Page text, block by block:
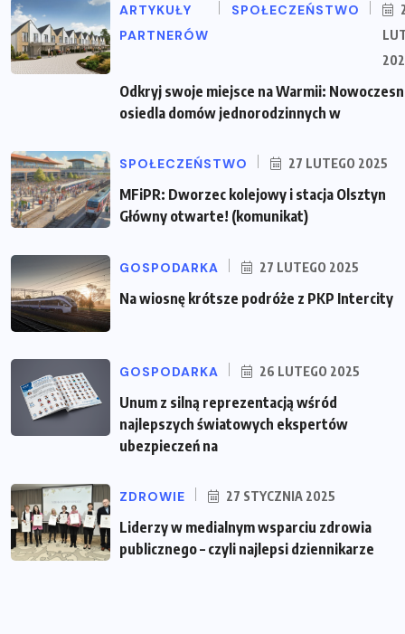
ARTYKUŁY
PARTNERÓW
SPOŁECZEŃSTWO
Odkryj swoje miejsce na Warmii:
osiedla domów jednorodzinnych w
SPOŁECZEŃSTWO 27 LUTEGO 2025
MFiPR: Dworzec kolejowy i stacja Olsztyn
Główny otwarte! (komunikat)
GOSPODARKA 27 LUTEGO 2025
Na wiosnę krótsze podróże z PKP Intercity
GOSPODARKA 26 LUTEGO 2025
Unum z silną reprezentacją wśród
najlepszych światowych ekspertów
ubezpieczeń na
ZDROWIE 27 STYCZNIA 2025
Liderzy w medialnym wsparciu zdrowia
publicznego – czyli najlepsi dziennikarze